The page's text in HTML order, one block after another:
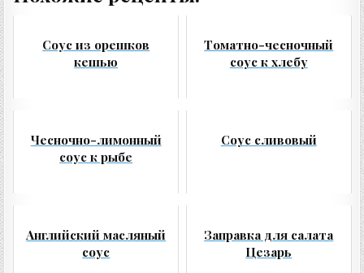
Соус из орешков
кешью
Томатно-чесночный
соус к хлебу
Чесночно-лимонный
соус к рыбе
Соус сливовый
Английский масляный
соус
Заправка для салата
Цезарь